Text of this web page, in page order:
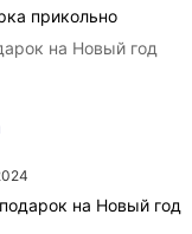
прикольно
на Новый год
на Новый год